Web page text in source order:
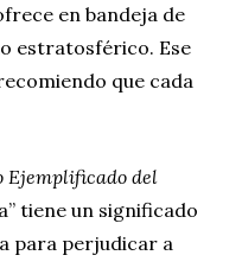
en bandeja de
estratosférico. Ese
que cada
Ejemplificado del
tiene un significado
para perjudicar a